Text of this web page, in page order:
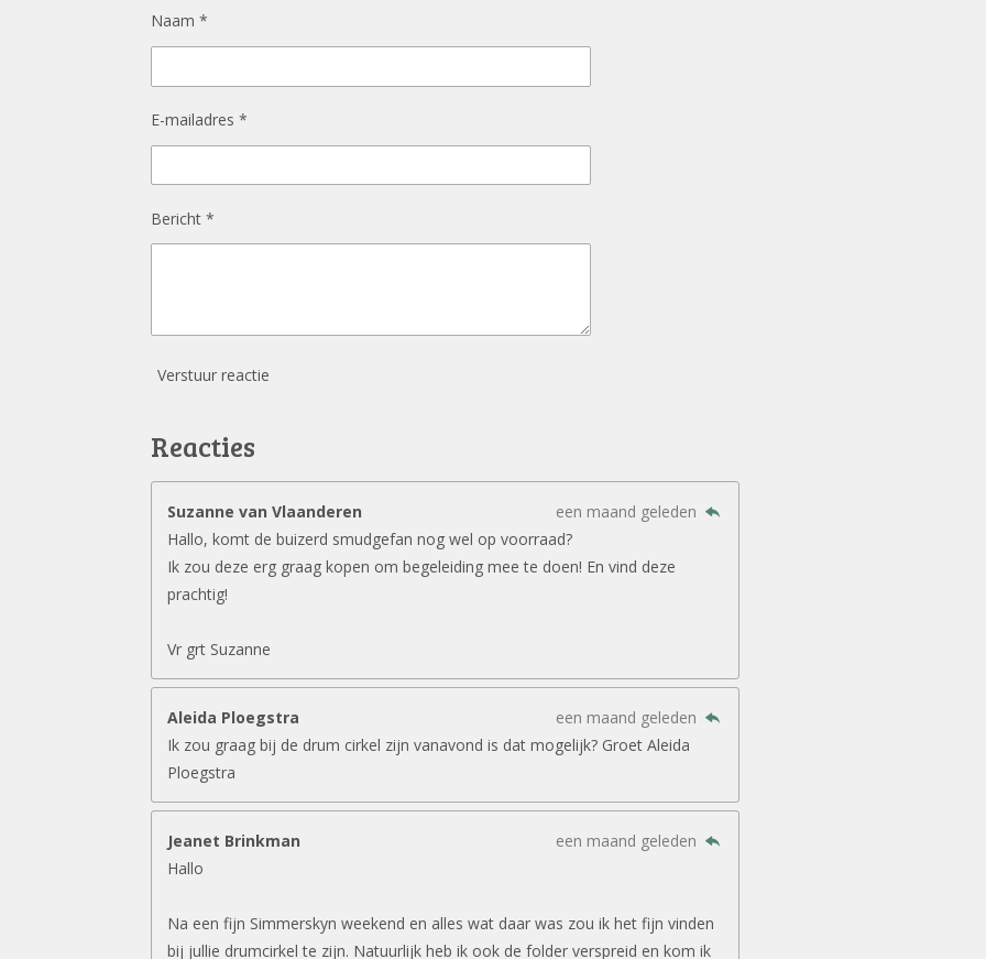
Naam *
E-mailadres *
Bericht *
Verstuur reactie
Reacties
Suzanne van Vlaanderen
een maand geleden
Hallo, komt de buizerd smudgefan nog wel op voorraad?
Ik zou deze erg graag kopen om begeleiding mee te doen! En vind deze
prachtig!
Vr grt Suzanne
Aleida Ploegstra
een maand geleden
Ik zou graag bij de drum cirkel zijn vanavond is dat mogelijk? Groet Aleida
Ploegstra
Jeanet Brinkman
een maand geleden
Hallo
Na een fijn Simmerskyn weekend en alles wat daar was zou ik het fijn vinden
bij jullie drumcirkel te zijn. Natuurlijk heb ik ook de folder verspreid en kom ik